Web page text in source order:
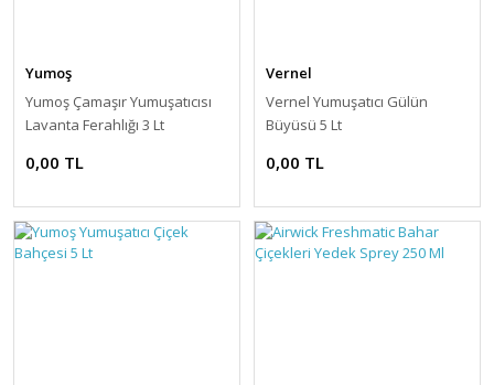
Yumoş
Yumoş Çamaşır Yumuşatıcısı
Lavanta Ferahlığı 3 Lt
0,00 TL
Vernel
Vernel Yumuşatıcı Gülün
Büyüsü 5 Lt
0,00 TL